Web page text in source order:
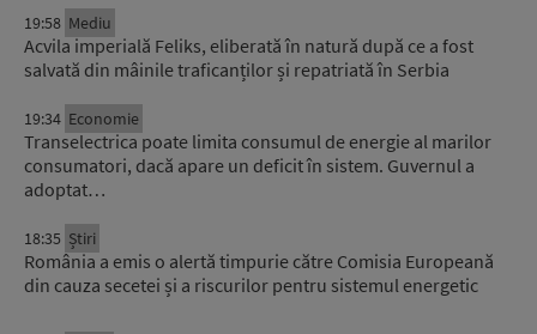
19:58 Mediu
Acvila imperială Feliks, eliberată în natură după ce a fost
salvată din mâinile traficanților și repatriată în Serbia
19:34 Economie
Transelectrica poate limita consumul de energie al marilor
consumatori, dacă apare un deficit în sistem. Guvernul a
adoptat…
18:35 Știri
România a emis o alertă timpurie către Comisia Europeană
din cauza secetei și a riscurilor pentru sistemul energetic